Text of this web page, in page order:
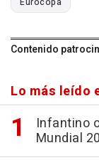
Contenido
Lo más leído
Infantino
Mundial